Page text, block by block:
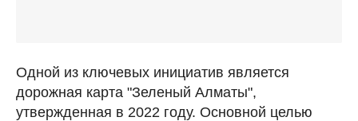
Одной из ключевых инициатив является
дорожная карта "Зеленый Алматы",
утвержденная в 2022 году. Основной целью